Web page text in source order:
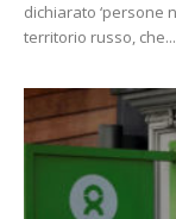
dichiarato ‘persone
territorio russo, che...